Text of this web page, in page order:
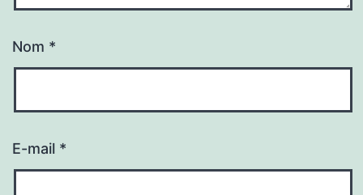
Nom *
E-mail *